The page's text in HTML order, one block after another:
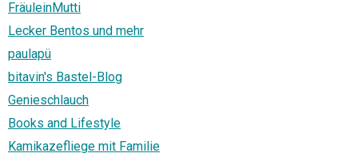
FräuleinMutti
Lecker Bentos und mehr
paulapü
bitavin's Bastel-Blog
Genieschlauch
Books and Lifestyle
Kamikazefliege mit Familie